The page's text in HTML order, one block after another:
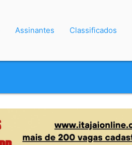
Assinantes Classificados